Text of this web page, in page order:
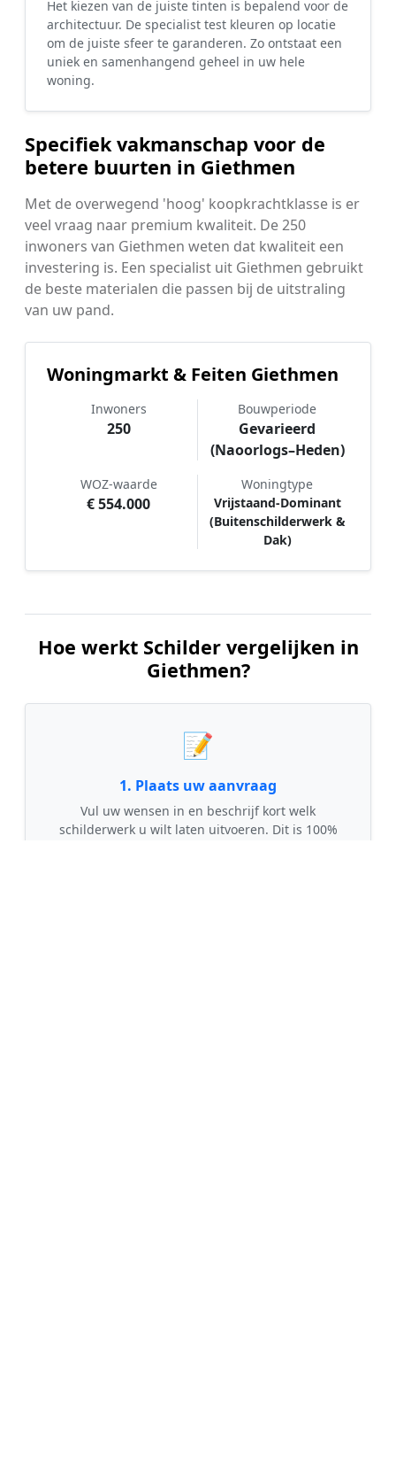
Het kiezen van de juiste tinten is bepalend voor de
architectuur. De specialist test kleuren op locatie
om de juiste sfeer te garanderen. Zo ontstaat een
uniek en samenhangend geheel in uw hele
woning.
Specifiek vakmanschap voor de
betere buurten in Giethmen
Met de overwegend 'hoog' koopkrachtklasse is er
veel vraag naar premium kwaliteit. De 250
inwoners van Giethmen weten dat kwaliteit een
investering is. Een specialist uit Giethmen gebruikt
de beste materialen die passen bij de uitstraling
van uw pand.
Woningmarkt & Feiten Giethmen
Inwoners
250
Bouwperiode
Gevarieerd
(Naoorlogs–Heden)
WOZ-waarde
€ 554.000
Woningtype
Vrijstaand-Dominant
(Buitenschilderwerk &
Dak)
Hoe werkt Schilder vergelijken in
Giethmen?
📝
1. Plaats uw aanvraag
Vul uw wensen in en beschrijf kort welk
schilderwerk u wilt laten uitvoeren. Dit is 100%